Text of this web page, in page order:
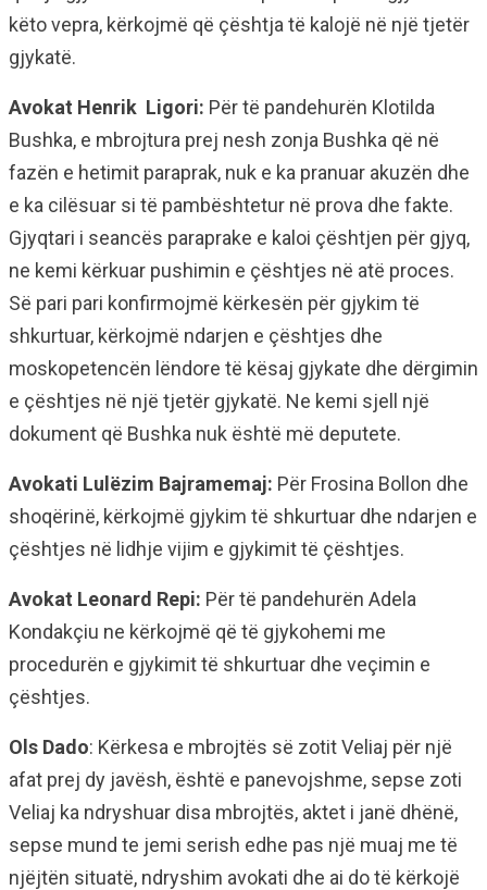
këto vepra, kërkojmë që çështja të kalojë në një tjetër
gjykatë.
Avokat Henrik Ligori: Për të pandehurën Klotilda
Bushka, e mbrojtura prej nesh zonja Bushka që në
fazën e hetimit paraprak, nuk e ka pranuar akuzën dhe
e ka cilësuar si të pambështetur në prova dhe fakte.
Gjyqtari i seancës paraprake e kaloi çështjen për gjyq,
ne kemi kërkuar pushimin e çështjes në atë proces.
Së pari pari konfirmojmë kërkesën për gjykim të
shkurtuar, kërkojmë ndarjen e çështjes dhe
moskopetencën lëndore të kësaj gjykate dhe dërgimin
e çështjes në një tjetër gjykatë. Ne kemi sjell një
dokument që Bushka nuk është më deputete.
Avokati Lulëzim Bajramemaj: Për Frosina Bollon dhe
shoqërinë, kërkojmë gjykim të shkurtuar dhe ndarjen e
çështjes në lidhje vijim e gjykimit të çështjes.
Avokat Leonard Repi: Për të pandehurën Adela
Kondakçiu ne kërkojmë që të gjykohemi me
procedurën e gjykimit të shkurtuar dhe veçimin e
çështjes.
Ols Dado: Kërkesa e mbrojtës së zotit Veliaj për një
afat prej dy javësh, është e panevojshme, sepse zoti
Veliaj ka ndryshuar disa mbrojtës, aktet i janë dhënë,
sepse mund te jemi serish edhe pas një muaj me të
njëjtën situatë, ndryshim avokati dhe ai do të kërkojë